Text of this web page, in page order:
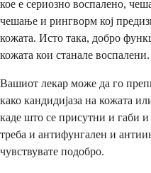
кое е сериозно воспалено,
чешање и рингворм кој
кожата. Исто така, добро
кожата кои станале воспалени.
Вашиот лекар може да го
како кандидијаза на кожата
каде што се присутни и габи
треба и антифунгален и
чувствувате подобро.